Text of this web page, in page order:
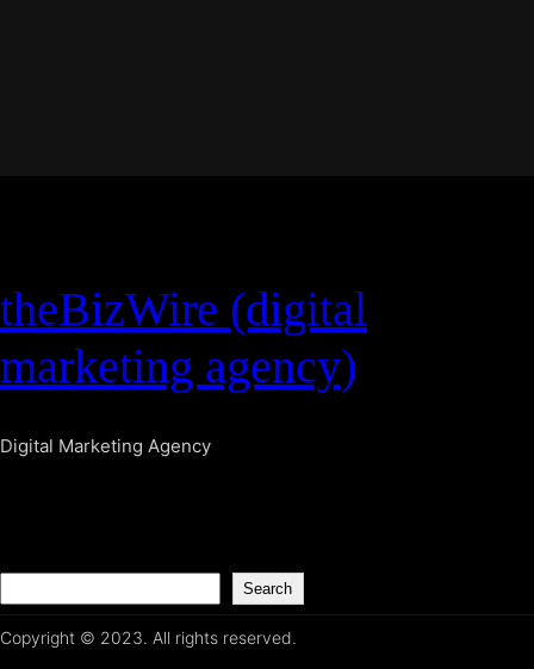
theBizWire (digital
marketing agency)
Digital Marketing Agency
a
Search
Copyright © 2023. All rights reserved.